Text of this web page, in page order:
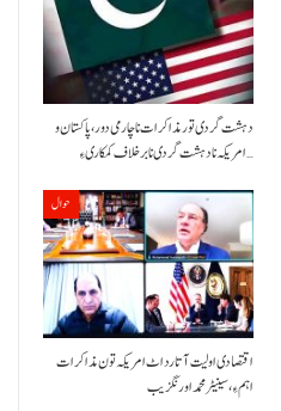
دہشت گردی تور مذاکرات نا چارمی دور،پاکستان و
امریکہ نا دہشت گردی نا برخلاف کمکاری ءِ…
حوال
اقتصادی اولیت آتا رد اٹ امریکہ تون مذاکرات
اہم ءِ،سینیٹر محمد اورنگزیب